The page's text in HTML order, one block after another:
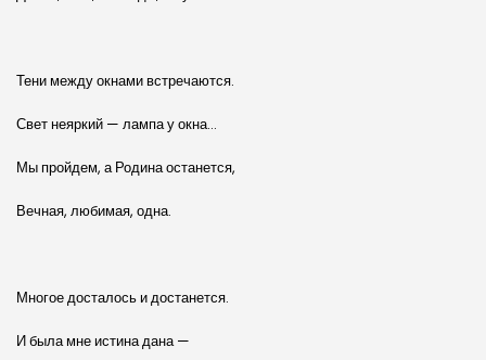
Тени между окнами встречаются.
Свет неяркий — лампа у окна…
Мы пройдем, а Родина останется,
Вечная, любимая, одна.
Многое досталось и достанется.
И была мне истина дана —